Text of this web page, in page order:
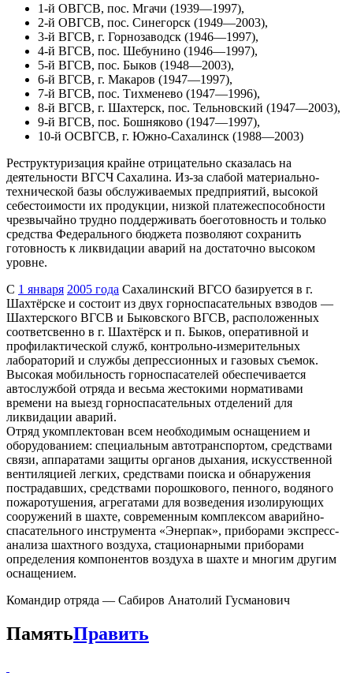
1-й ОВГСВ, пос. Мгачи (1939—1997),
2-й ОВГСВ, пос. Синегорск (1949—2003),
3-й ВГСВ, г. Горнозаводск (1946—1997),
4-й ВГСВ, пос. Шебунино (1946—1997),
5-й ВГСВ, пос. Быков (1948—2003),
6-й ВГСВ, г. Макаров (1947—1997),
7-й ВГСВ, пос. Тихменево (1947—1996),
8-й ВГСВ, г. Шахтерск, пос. Тельновский (1947—2003),
9-й ВГСВ, пос. Бошняково (1947—1997),
10-й ОСВГСВ, г. Южно-Сахалинск (1988—2003)
Реструктуризация крайне отрицательно сказалась на
деятельности ВГСЧ Сахалина. Из-за слабой материально-
технической базы обслуживаемых предприятий, высокой
себестоимости их продукции, низкой платежеспособности
чрезвычайно трудно поддерживать боеготовность и только
средства Федерального бюджета позволяют сохранить
готовность к ликвидации аварий на достаточно высоком
уровне.
С 1 января 2005 года Сахалинский ВГСО базируется в г.
Шахтёрске и состоит из двух горноспасательных взводов —
Шахтерского ВГСВ и Быковского ВГСВ, расположенных
соответсвенно в г. Шахтёрск и п. Быков, оперативной и
профилактической служб, контрольно-измерительных
лабораторий и службы депрессионных и газовых съемок.
Высокая мобильность горноспасателей обеспечивается
автослужбой отряда и весьма жестокими нормативами
времени на выезд горноспасательных отделений для
ликвидации аварий.
Отряд укомплектован всем необходимым оснащением и
оборудованием: специальным автотранспортом, средствами
связи, аппаратами защиты органов дыхания, искусственной
вентиляцией легких, средствами поиска и обнаружения
пострадавших, средствами порошкового, пенного, водяного
пожаротушения, агрегатами для возведения изолирующих
сооружений в шахте, современным комплексом аварийно-
спасательного инструмента «Энерпак», приборами экспресс-
анализа шахтного воздуха, стационарными приборами
определения компонентов воздуха в шахте и многим другим
оснащением.
Командир отряда — Сабиров Анатолий Гусманович
ПамятьПравить